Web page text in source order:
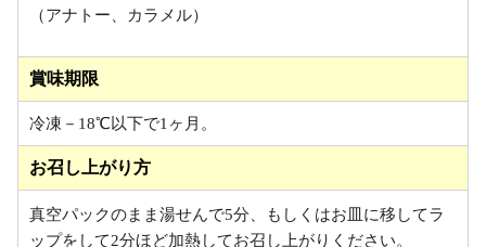
（アナトー、カラメル）
賞味期限
冷凍－18℃以下で1ヶ月。
お召し上がり方
真空パックのまま湯せんで5分、もしくはお皿に移してラ
ップをして2分ほど加熱してお召し上がりください。